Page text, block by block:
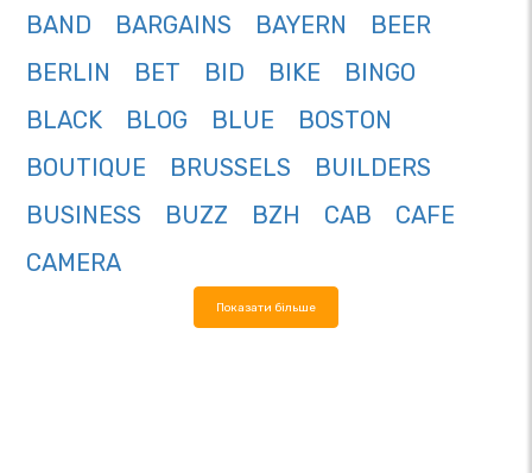
BAND
BARGAINS BAYERN
BEER
BERLIN
BET BID BIKE
BINGO
BLACK
BLOG BLUE
BOSTON
BOUTIQUE
BRUSSELS
BUILDERS
BUSINESS
BUZZ BZH CAB
CAFE
CAMERA
Показати більше